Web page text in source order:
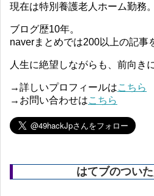
現在は特別養護老人ホーム勤務。
ブログ歴10年。
naverまとめでは200以上の記事
人生に絶望しながらも、前向き
→詳しいプロフィールはこちら
→お問い合わせはこちら
はてブのつい